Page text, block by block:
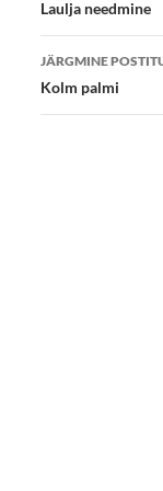
(
p
e
n
s
i
n
k
O
p
e
n
s
i
töölaud
Laulja needmine
JÄRGMINE
Kolm palmi